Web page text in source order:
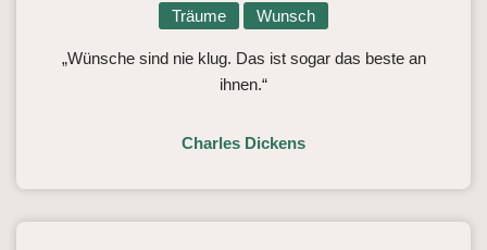
Träume Wunsch
„Wünsche sind nie klug. Das ist sogar das beste an
ihnen.“
Charles Dickens